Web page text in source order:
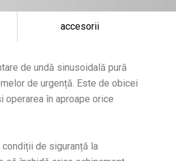
accesorii
de undă sinusoidală pură
de urgență. Este de obicei
în aproape orice
de siguranță la